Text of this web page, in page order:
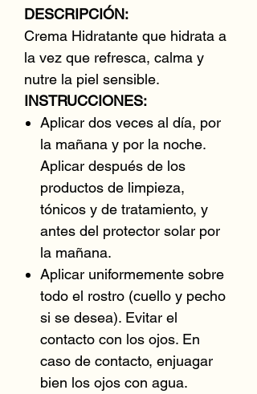
DESCRIPCIÓN:
Crema Hidratante que hidrata a
la vez que refresca, calma y
nutre la piel sensible.
INSTRUCCIONES:
Aplicar dos veces al día, por
la mañana y por la noche.
Aplicar después de los
productos de limpieza,
tónicos y de tratamiento, y
antes del protector solar por
la mañana.
Aplicar uniformemente sobre
todo el rostro (cuello y pecho
si se desea). Evitar el
contacto con los ojos. En
caso de contacto, enjuagar
bien los ojos con agua.